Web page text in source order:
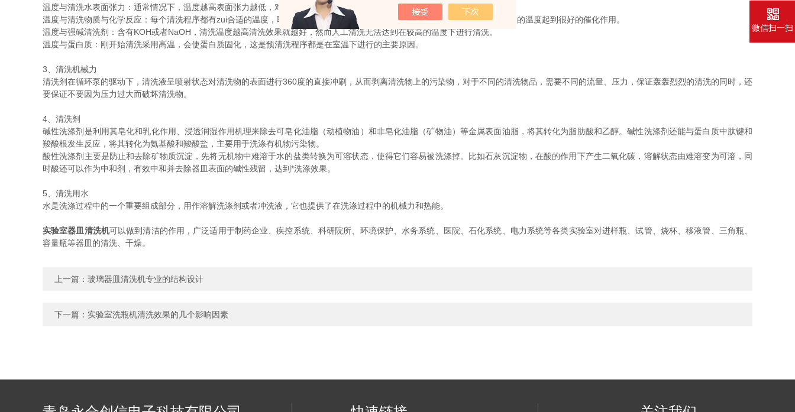
温度与清洗水表面张力：通常情况下，温度越高表面张力越低，对于玻璃器皿表面的浸润能力会增强。
温度与清洗物质与化学反应：每个清洗程序都有zui合适的温度，取决于清洗物质与清洗剂的化学反应，在这个反应的过程中，适当的温度起到很好的催化作用。
温度与强碱清洗剂：含有KOH或者NaOH，清洗温度越高清洗效果就越好，然而人工清洗无法达到在较高的温度下进行清洗。
温度与蛋白质：刚开始清洗采用高温，会使蛋白质固化，这是预清洗程序都是在室温下进行的主要原因。
3、清洗机械力
清洗剂在循环泵的驱动下，清洗液呈喷射状态对清洗物的表面进行360度的直接冲刷，从而剥离清洗物上的污染物，对于不同的清洗物品，需要不同的流量、压力，保证轰轰烈烈的清洗的同时，还
要保证不要因为压力过大而破坏清洗物。
4、清洗剂
碱性洗涤剂是利用其皂化和乳化作用、浸透润湿作用机理来除去可皂化油脂（动植物油）和非皂化油脂（矿物油）等金属表面油脂，将其转化为脂肪酸和乙醇。碱性洗涤剂还能与蛋白质中肽键和
羧酸根发生反应，将其转化为氨基酸和羧酸盐，主要用于洗涤有机物污染物。
酸性洗涤剂主要是防止和去除矿物质沉淀，先将无机物中难溶于水的盐类转换为可溶状态，使得它们容易被洗涤掉。比如石灰沉淀物，在酸的作用下产生二氧化碳，溶解状态由难溶变为可溶，同
时酸还可以作为中和剂，有效中和并去除器皿表面的碱性残留，达到*洗涤效果。
5、清洗用水
水是洗涤过程中的一个重要组成部分，用作溶解洗涤剂或者冲洗液，它也提供了在洗涤过程中的机械力和热能。
实验室器皿清洗机可以做到清洁的作用，广泛适用于制药企业、疾控系统、科研院所、环境保护、水务系统、医院、石化系统、电力系统等各类实验室对进样瓶、试管、烧杯、移液管、三角瓶、
容量瓶等器皿的清洗、干燥。
上一篇： 玻璃器皿清洗机专业的结构设计
下一篇： 实验室洗瓶机清洗效果的几个影响因素
微信扫一扫